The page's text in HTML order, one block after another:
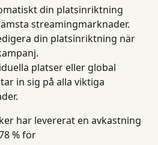
din platsinriktning
streamingmarknader.
din platsinriktning när
platser eller global
in sig på alla viktiga
har levererat en avkastning
% för